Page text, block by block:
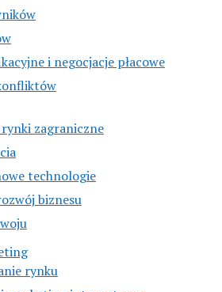
i negocjacje płacowe
zagraniczne
technologie
biznesu
rynku